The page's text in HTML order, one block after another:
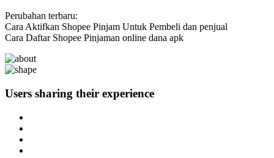
Perubahan terbaru:
Cara Aktifkan Shopee Pinjam Untuk Pembeli dan penjual
Cara Daftar Shopee Pinjaman online dana apk
Users sharing their experience